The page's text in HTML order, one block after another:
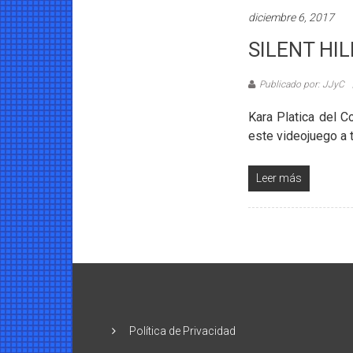
diciembre 6, 2017
SILENT
Publicado por: JJyC
Kara Platica del
este videojuego a
Leer más
Política de Privacidad